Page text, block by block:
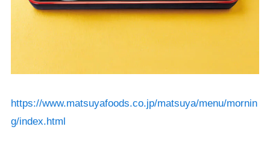
https://www.matsuyafoods.co.jp/matsuya/menu/mornin
g/index.html